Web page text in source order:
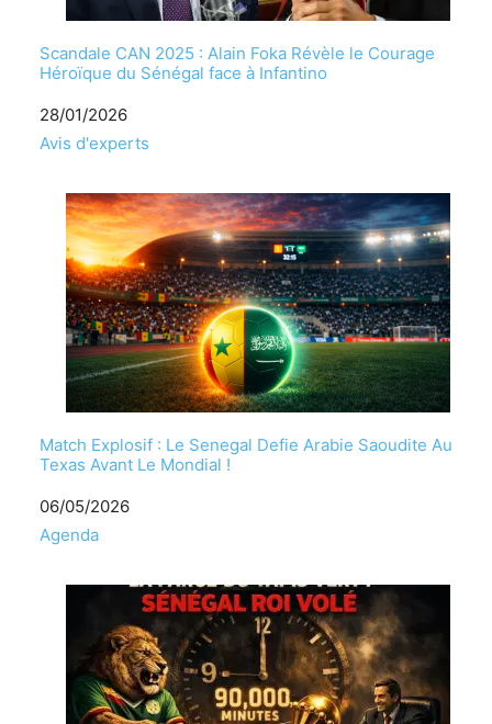
Scandale CAN 2025 : Alain Foka Révèle le Courage
Héroïque du Sénégal face à Infantino
Date
28/01/2026
Par rapport à
Avis d'experts
Match Explosif : Le Senegal Defie Arabie Saoudite Au
Texas Avant Le Mondial !
Date
06/05/2026
Par rapport à
Agenda